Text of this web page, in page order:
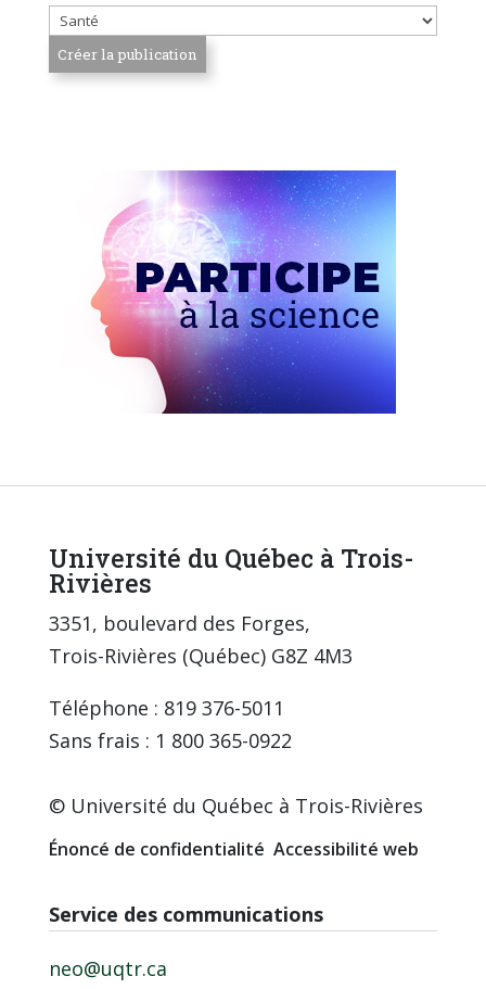
Université du Québec à Trois-
Rivières
3351, boulevard des Forges,
Trois-Rivières (Québec) G8Z 4M3
Téléphone : 819 376-5011
Sans frais : 1 800 365-0922
© Université du Québec à Trois-Rivières
Énoncé de confidentialité Accessibilité web
Service des communications
neo@uqtr.ca